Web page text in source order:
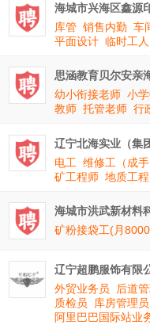
海城市兴海区鑫源
库管 销售内勤 车
平面设计 临时工人
思涵教育贝尔安亲
幼小衔接老师 小
教师 托管老师 行
辽宁北海实业（集
电工 维修工（成手
矿工程师 地质工
海城市洪武新材料
矿粉接袋工(月
辽宁超鹏服饰有限
外贸业务员
后道
质检员
库房管理员
阿里巴巴国际站业